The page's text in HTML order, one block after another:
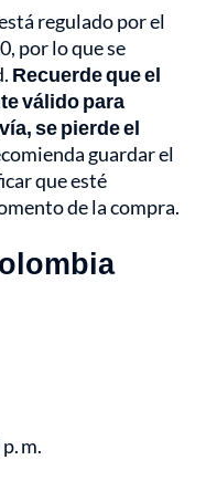
regulado por el
por lo que se
Recuerde que el
válido para
se pierde el
guardar el
que esté
de la compra.
m.